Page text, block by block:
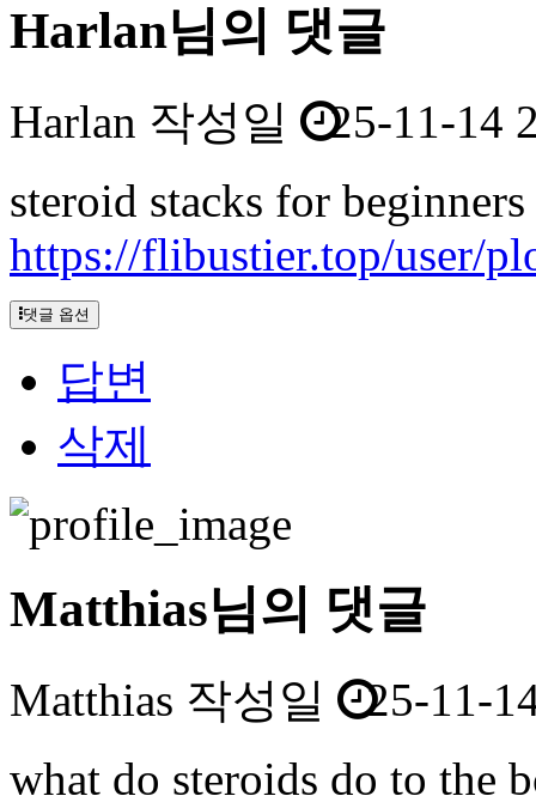
Harlan님의 댓글
Harlan 작성일
25-11-14
steroid stacks for beginners
https://flibustier.top/user/
댓글 옵션
답변
삭제
Matthias님의 댓글
Matthias 작성일
25-11-
what do steroids do to the